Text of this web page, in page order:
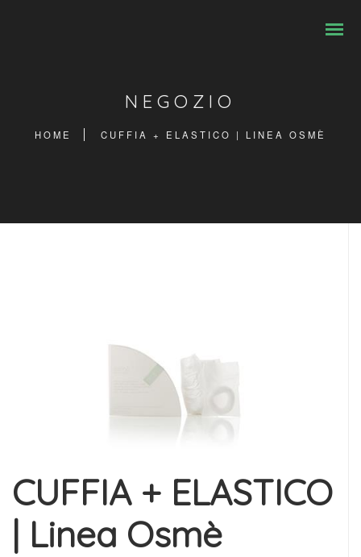
NEGOZIO
HOME CUFFIA + ELASTICO | LINEA OSMÈ
CUFFIA + ELASTICO
| Linea Osmè